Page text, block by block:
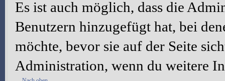
Es ist auch möglich, dass die
Benutzern hinzugefügt hat, bei
möchte, bevor sie auf der Seite
Administration, wenn du weitere